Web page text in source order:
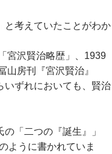
考えていたことがわか
宮沢賢治略歴」、1939
房刊『宮沢賢治』
いずれにおいても、賢治
「二つの『誕生』」
ように書かれていま